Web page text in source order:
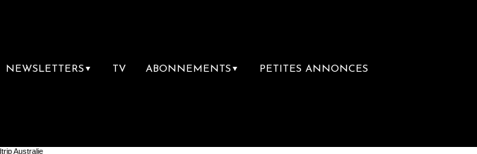
NEWSLETTERS ▼ TV ABONNEMENTS ▼ PETITES ANNONCES